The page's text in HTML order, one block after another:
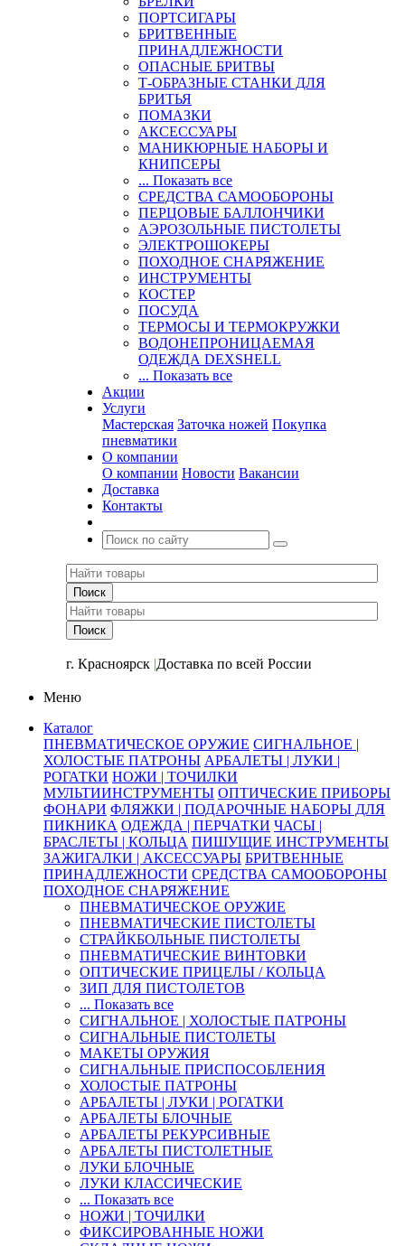
ПОРТСИГАРЫ
БРИТВЕННЫЕ
ПРИНАДЛЕЖНОСТИ
ОПАСНЫЕ БРИТВЫ
Т-ОБРАЗНЫЕ СТАНКИ ДЛЯ
БРИТЬЯ
ПОМАЗКИ
АКСЕССУАРЫ
МАНИКЮРНЫЕ НАБОРЫ И
КНИПСЕРЫ
... Показать все
СРЕДСТВА САМООБОРОНЫ
ПЕРЦОВЫЕ БАЛЛОНЧИКИ
АЭРОЗОЛЬНЫЕ ПИСТОЛЕТЫ
ЭЛЕКТРОШОКЕРЫ
ПОХОДНОЕ СНАРЯЖЕНИЕ
ИНСТРУМЕНТЫ
КОСТЕР
ПОСУДА
ТЕРМОСЫ И ТЕРМОКРУЖКИ
ВОДОНЕПРОНИЦАЕМАЯ
ОДЕЖДА DEXSHELL
... Показать все
Акции
Услуги
Мастерская Заточка ножей Покупка
пневматики
О компании
О компании Новости Вакансии
Доставка
Контакты
г. Красноярск |Доставка по всей России
Меню
Каталог
ПНЕВМАТИЧЕСКОЕ ОРУЖИЕ СИГНАЛЬНОЕ |
ХОЛОСТЫЕ ПАТРОНЫ АРБАЛЕТЫ | ЛУКИ |
РОГАТКИ НОЖИ | ТОЧИЛКИ
МУЛЬТИИНСТРУМЕНТЫ ОПТИЧЕСКИЕ ПРИБОРЫ
ФОНАРИ ФЛЯЖКИ | ПОДАРОЧНЫЕ НАБОРЫ ДЛЯ
ПИКНИКА ОДЕЖДА | ПЕРЧАТКИ ЧАСЫ |
БРАСЛЕТЫ | КОЛЬЦА ПИШУЩИЕ ИНСТРУМЕНТЫ
ЗАЖИГАЛКИ | АКСЕССУАРЫ БРИТВЕННЫЕ
ПРИНАДЛЕЖНОСТИ СРЕДСТВА САМООБОРОНЫ
ПОХОДНОЕ СНАРЯЖЕНИЕ
ПНЕВМАТИЧЕСКОЕ ОРУЖИЕ
ПНЕВМАТИЧЕСКИЕ ПИСТОЛЕТЫ
СТРАЙКБОЛЬНЫЕ ПИСТОЛЕТЫ
ПНЕВМАТИЧЕСКИЕ ВИНТОВКИ
ОПТИЧЕСКИЕ ПРИЦЕЛЫ / КОЛЬЦА
ЗИП ДЛЯ ПИСТОЛЕТОВ
... Показать все
СИГНАЛЬНОЕ | ХОЛОСТЫЕ ПАТРОНЫ
СИГНАЛЬНЫЕ ПИСТОЛЕТЫ
МАКЕТЫ ОРУЖИЯ
СИГНАЛЬНЫЕ ПРИСПОСОБЛЕНИЯ
ХОЛОСТЫЕ ПАТРОНЫ
АРБАЛЕТЫ | ЛУКИ | РОГАТКИ
АРБАЛЕТЫ БЛОЧНЫЕ
АРБАЛЕТЫ РЕКУРСИВНЫЕ
АРБАЛЕТЫ ПИСТОЛЕТНЫЕ
ЛУКИ БЛОЧНЫЕ
ЛУКИ КЛАССИЧЕСКИЕ
... Показать все
НОЖИ | ТОЧИЛКИ
ФИКСИРОВАННЫЕ НОЖИ